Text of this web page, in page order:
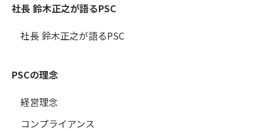
社長 鈴木正之が語るPSC
社長 鈴木正之が語るPSC
PSCの理念
経営理念
コンプライアンス